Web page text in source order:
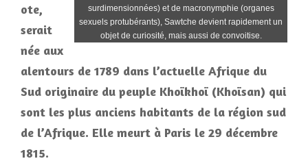
surdimensionnées) et de macronymphie (organes
sexuels protubérants), Sawtche devient rapidement un
objet de curiosité, mais aussi de convoitise.
ote,
serait
née aux
alentours de 1789 dans l’actuelle Afrique du
Sud originaire du peuple Khoïkhoï (Khoïsan) qui
sont les plus anciens habitants de la région sud
de l’Afrique. Elle meurt à Paris le 29 décembre
1815.